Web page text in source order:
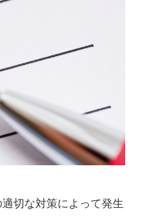
切な対策によって発生